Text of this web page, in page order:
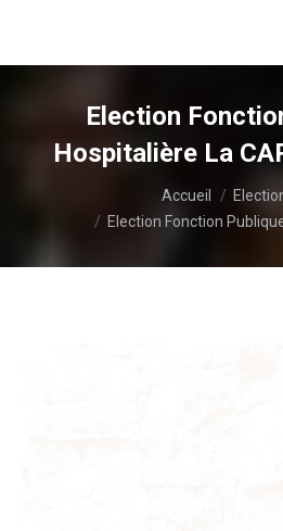
Election
Hospitalière La
Accueil
Election Fonction